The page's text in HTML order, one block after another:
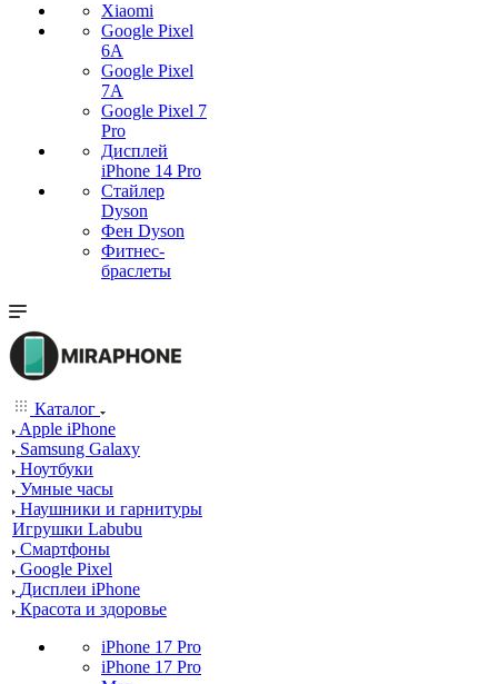
Xiaomi
Google Pixel
6A
Google Pixel
7А
Google Pixel 7
Pro
Дисплей
iPhone 14 Pro
Стайлер
Dyson
Фен Dyson
Фитнес-
браслеты
Каталог
Apple iPhone
Samsung Galaxy
Ноутбуки
Умные часы
Наушники и гарнитуры
Игрушки Labubu
Смартфоны
Google Pixel
Дисплеи iPhone
Красота и здоровье
iPhone 17 Pro
iPhone 17 Pro